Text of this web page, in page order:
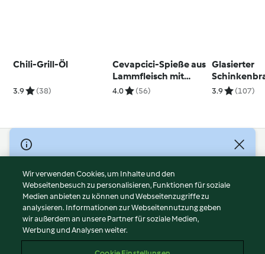
Chili-Grill-Öl
3.9 (38)
Cevapcici-Spieße aus
Lammfleisch mit
Fetadip
4.0 (56)
Glasierter
3.9 (107)
© Copyright 2026
Nutzungsbedingungen
Datenschutzrichtlinien
Disclaimer
Impressum
Cookies
Wir verwenden Cookies, um Inhalte und den
Webseitenbesuch zu personalisieren, Funktionen für soziale
Medien anbieten zu können und Webseitenzugriffe zu
analysieren. Informationen zur Webseitennutzung geben
wir außerdem an unsere Partner für soziale Medien,
Werbung und Analysen weiter.